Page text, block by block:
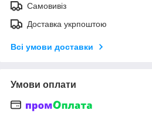
Самовивіз
Доставка укрпоштою
Всі умови доставки
Умови оплати